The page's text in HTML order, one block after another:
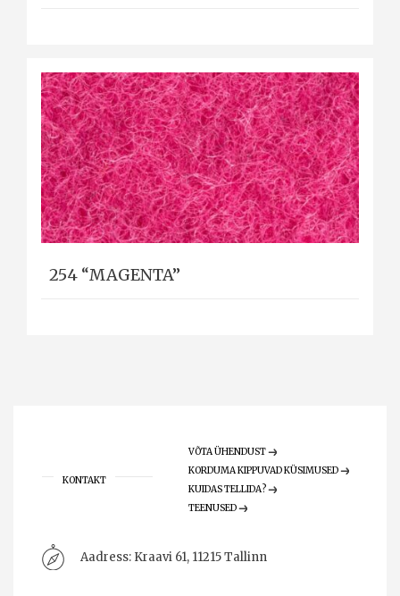
254 “MAGENTA”
KONTAKT
VÕTA ÜHENDUST
KORDUMA KIPPUVAD KÜSIMUSED
KUIDAS TELLIDA?
TEENUSED
Aadress: Kraavi 61, 11215 Tallinn